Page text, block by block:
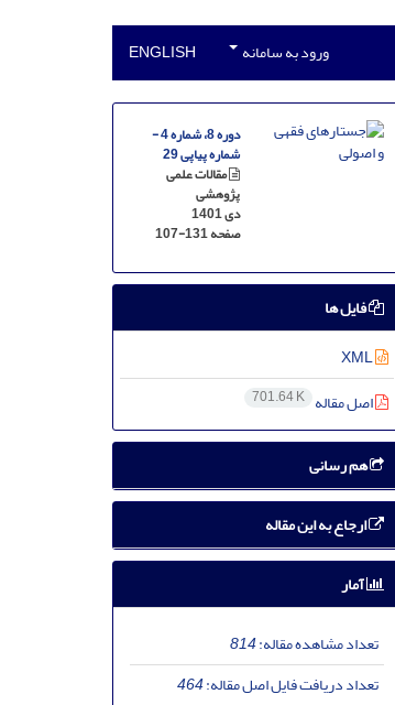
ورود به سامانه ENGLISH
دوره 8، شماره 4 -
شماره پیاپی 29
مقالات علمی
پژوهشی
دی 1401
صفحه107-131
فایل ها
XML
اصل مقاله 701.64 K
هم رسانی
ارجاع به این مقاله
آمار
تعداد مشاهده مقاله:814
تعداد دریافت فایل اصل مقاله:464